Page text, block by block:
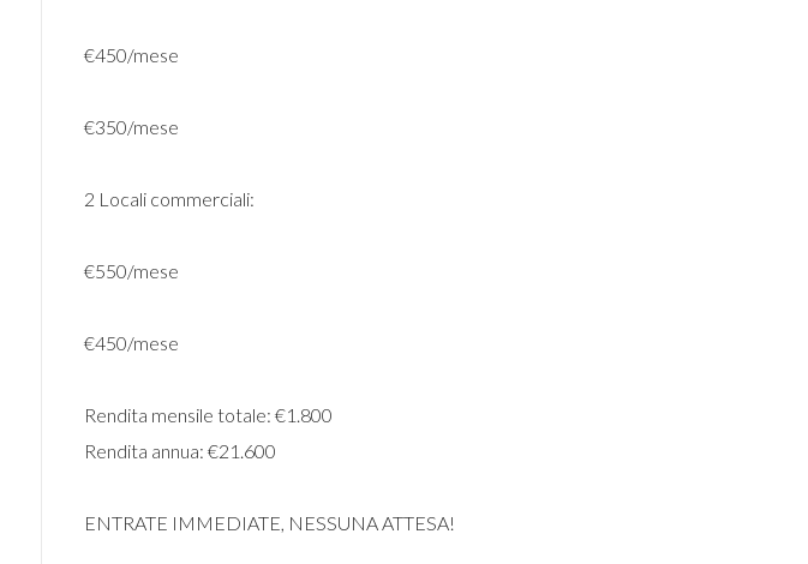
€450/mese
€350/mese
2 Locali commerciali:
€550/mese
€450/mese
Rendita mensile totale: €1.800
Rendita annua: €21.600
ENTRATE IMMEDIATE, NESSUNA ATTESA!